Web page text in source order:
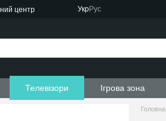
центр
УкрРус
Телевізори Ігрова зона
Головна